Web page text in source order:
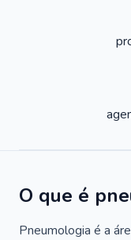
O que é
Pneumologia é a